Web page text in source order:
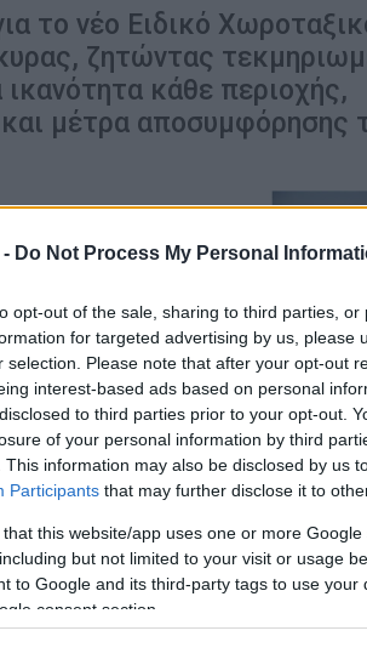
Do Not Process My Personal
opt-out of the sale, sharing to third parties,
for targeted advertising by us, please
selection. Please note that after your opt-out
interest-based ads based on personal
to third parties prior to your opt-out.
of your personal information by third
This information may also be disclosed by us
Participants that may further disclose it to
that this website/app uses one or more
but not limited to your visit or usage
to Google and its third-party tags to use
consent section.
το νέο Ειδικό
ζητώντας
κάθε περιοχής,
και μέτρα αποσυμφόρησης
φιλοσοφίας του υπό διαβούλευση
το Περιφερειακό Τμήμα
τις παρατηρήσεις του στο πλαίσιο
Απόφασης.
της Αντιπροσωπείας του
Χωρικού Σχεδιασμού,
σχεδόν αμετάβλητο σε
ασκεί κριτική επειδή δεν